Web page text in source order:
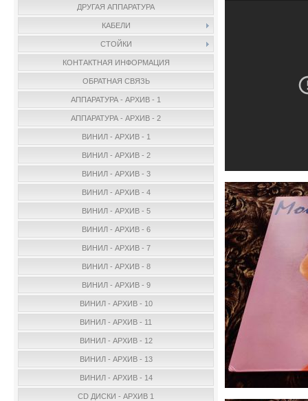
ДРУГАЯ АППАРАТУРА
КАБЕЛИ
СТОЙКИ
КОНТАКТНАЯ ИНФОРМАЦИЯ
ОБРАТНАЯ СВЯЗЬ
АППАРАТУРА - АРХИВ - 1
АППАРАТУРА - АРХИВ - 2
ВИНИЛ - АРХИВ - 1
ВИНИЛ - АРХИВ - 2
ВИНИЛ - АРХИВ - 3
ВИНИЛ - АРХИВ - 4
ВИНИЛ - АРХИВ - 5
ВИНИЛ - АРХИВ - 6
ВИНИЛ - АРХИВ - 7
ВИНИЛ - АРХИВ - 8
ВИНИЛ - АРХИВ - 9
ВИНИЛ - АРХИВ - 10
ВИНИЛ - АРХИВ - 11
ВИНИЛ - АРХИВ - 12
ВИНИЛ - АРХИВ - 13
ВИНИЛ - АРХИВ - 14
CD ДИСКИ - АРХИВ 1